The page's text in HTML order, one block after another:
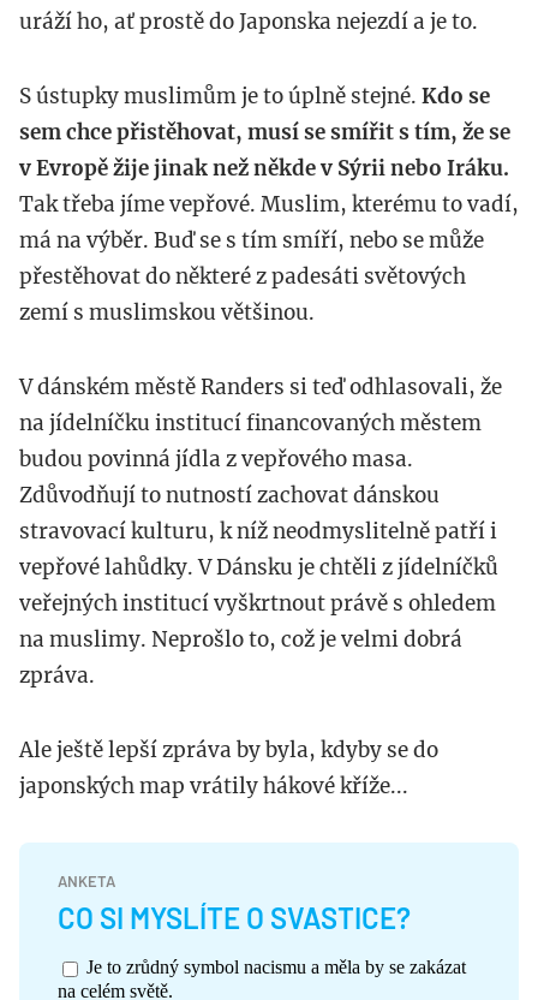
uráží ho, ať prostě do Japonska nejezdí a je to.
S ústupky muslimům je to úplně stejné. Kdo se
sem chce přistěhovat, musí se smířit s tím, že se
v Evropě žije jinak než někde v Sýrii nebo Iráku.
Tak třeba jíme vepřové. Muslim, kterému to vadí,
má na výběr. Buď se s tím smíří, nebo se může
přestěhovat do některé z padesáti světových
zemí s muslimskou většinou.
V dánském městě Randers si teď odhlasovali, že
na jídelníčku institucí financovaných městem
budou povinná jídla z vepřového masa.
Zdůvodňují to nutností zachovat dánskou
stravovací kulturu, k níž neodmyslitelně patří i
vepřové lahůdky. V Dánsku je chtěli z jídelníčků
veřejných institucí vyškrtnout právě s ohledem
na muslimy. Neprošlo to, což je velmi dobrá
zpráva.
Ale ještě lepší zpráva by byla, kdyby se do
japonských map vrátily hákové kříže...
ANKETA
CO SI MYSLÍTE O SVASTICE?
Je to zrůdný symbol nacismu a měla by se zakázat
na celém světě.